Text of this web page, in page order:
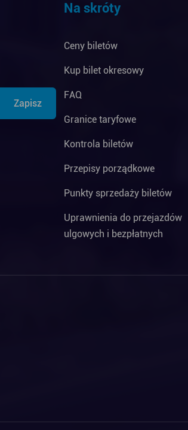
Na skróty
Ceny biletów
Kup bilet okresowy
FAQ
Granice taryfowe
Kontrola biletów
Przepisy porządkowe
Punkty sprzedaży biletów
Uprawnienia do przejazdów
ulgowych i bezpłatnych